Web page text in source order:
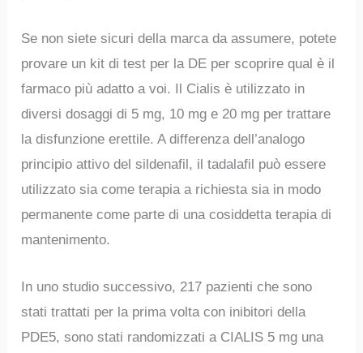
Se non siete sicuri della marca da assumere, potete
provare un kit di test per la DE per scoprire qual è il
farmaco più adatto a voi. Il Cialis è utilizzato in
diversi dosaggi di 5 mg, 10 mg e 20 mg per trattare
la disfunzione erettile. A differenza dell’analogo
principio attivo del sildenafil, il tadalafil può essere
utilizzato sia come terapia a richiesta sia in modo
permanente come parte di una cosiddetta terapia di
mantenimento.
In uno studio successivo, 217 pazienti che sono
stati trattati per la prima volta con inibitori della
PDE5, sono stati randomizzati a CIALIS 5 mg una